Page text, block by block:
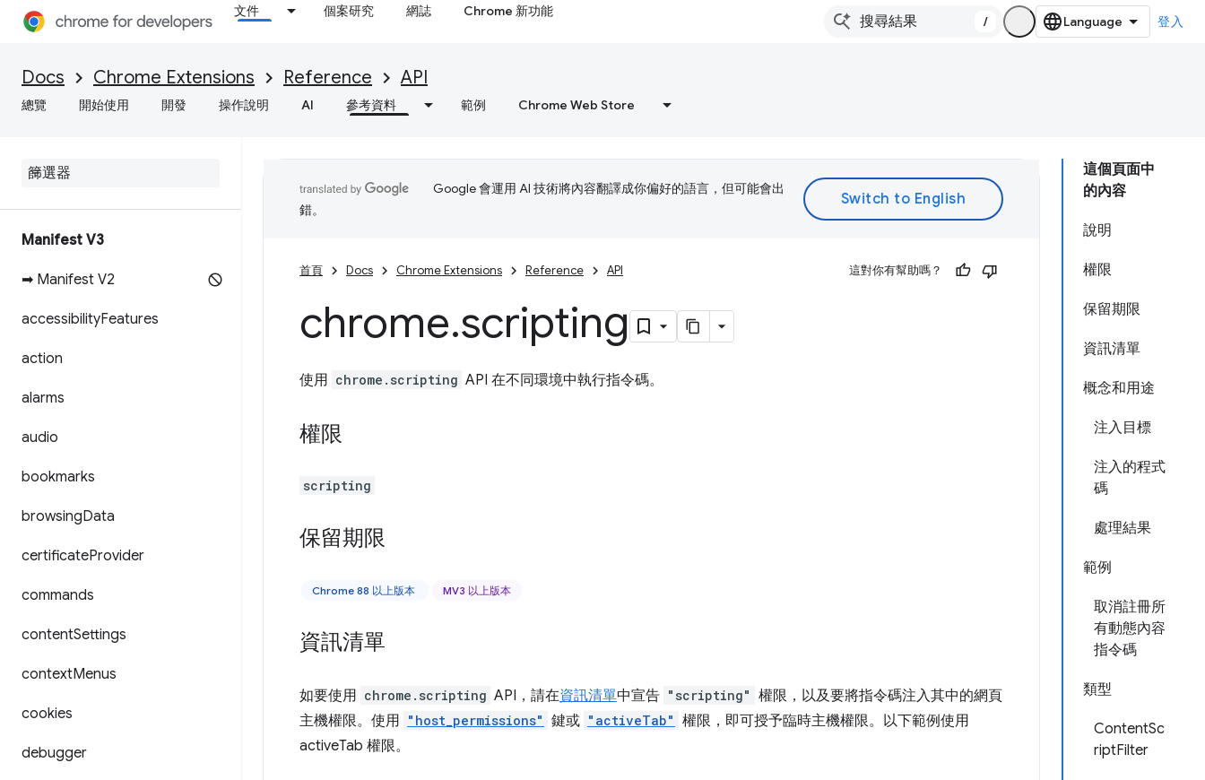
文件 個案研究 網誌 Chrome 新功能
/ 登入
Docs Chrome Extensions Reference API
總覽 開始使用 開發 操作說明 AI 參考資料 範例 Chrome Web Store
Manifest V3
➡ Manifest V2
accessibilityFeatures
action
alarms
audio
bookmarks
browsingData
certificateProvider
commands
contentSettings
contextMenus
cookies
debugger
這個頁面中
的內容
說明
權限
保留期限
資訊清單
概念和用途
注入目標
注入的程式
碼
處理結果
範例
取消註冊所
有動態內容
指令碼
類型
ContentSc
riptFilter
Google 會運用 AI 技術將內容翻譯成你偏好的語言，但可能會出
錯。
首頁 Docs Chrome Extensions Reference API 這對你有幫助嗎？
chrome.scripting
使用 chrome.scripting API 在不同環境中執行指令碼。
權限
scripting
保留期限
Chrome 88 以上版本 MV3 以上版本
資訊清單
如要使用 chrome.scripting API，請在資訊清單中宣告 "scripting" 權限，以及要將指令碼注入其中的網頁
主機權限。使用 "host_permissions" 鍵或 "activeTab" 權限，即可授予臨時主機權限。以下範例使用
activeTab 權限。